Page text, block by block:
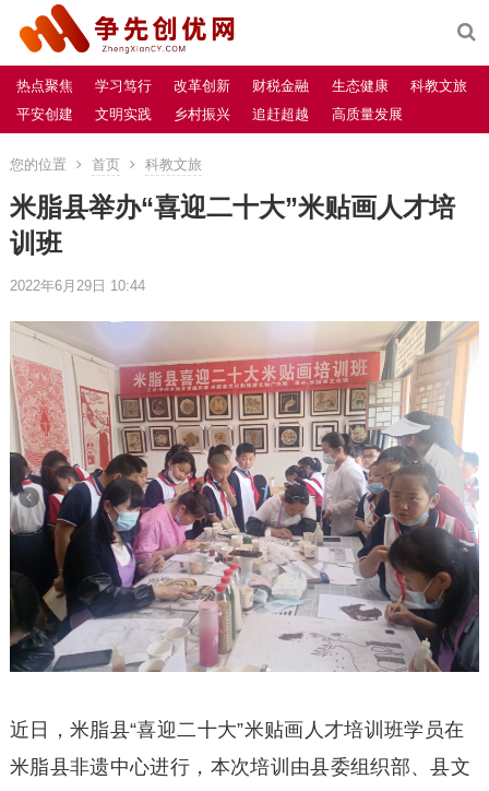
热点聚焦 学习笃行 改革创新 财税金融 生态健康
科教文旅
平安创建
文明实践 乡村振兴 追赶超越 高质量发展
您的位置 首页 科教文旅
米脂县举办“喜迎二十大”米贴画人才培
训班
2022年6月29日 10:44
近日，米脂县“喜迎二十大”米贴画人才培训班学员在
米脂县非遗中心进行，本次培训由县委组织部、县文